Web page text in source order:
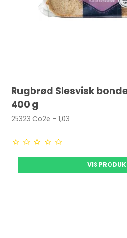
Rugbrød Slesvisk
400 g
25323 Co2e - 1,03
VIS